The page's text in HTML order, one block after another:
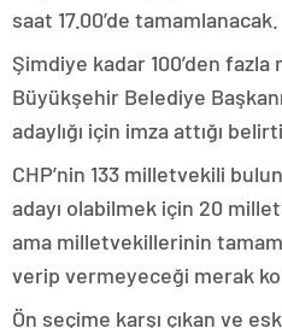
saat 17.00’de tamamlanacak.
Şimdiye kadar 100’den
Büyükşehir Belediye
adaylığı için imza attığı
CHP’nin 133 milletvekili
adayı olabilmek için 20
ama milletvekillerinin
verip vermeyeceği merak
Ön seçime karşı çıkan ve